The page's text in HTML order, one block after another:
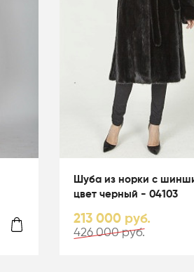
Шуба из норки с
цвет черный - 04103
213 000 руб.
426 000 руб.